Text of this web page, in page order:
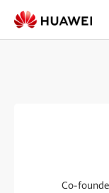
Co-